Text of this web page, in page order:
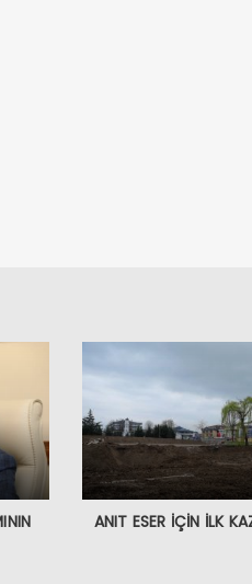
ANIT ESER İÇİN İLK